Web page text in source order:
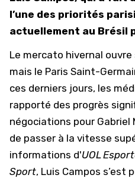
l’une des priorités
actuellement au Brésil
Le mercato hivernal
mais le Paris Saint-
ces derniers jours, les
rapporté des progrès
négociations pour Gabriel
de passer à la vitesse
informations d'UOL
Sport, Luis Campos s’est